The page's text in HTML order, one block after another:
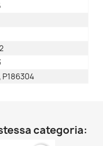
P186304
categoria: